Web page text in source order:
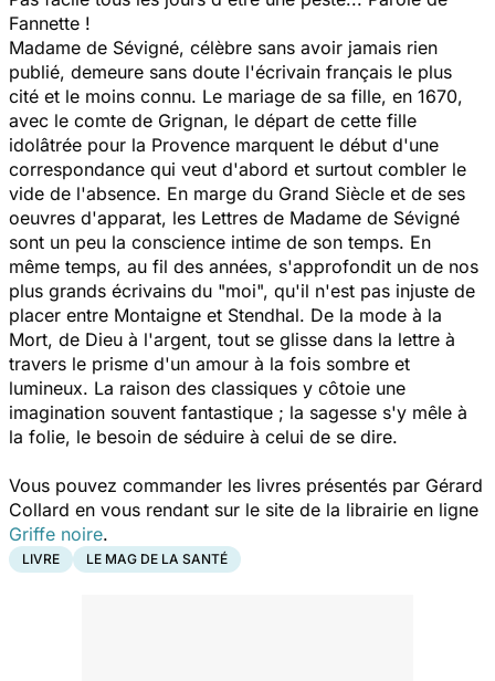
Fannette !
Madame de Sévigné, célèbre sans avoir jamais rien
publié, demeure sans doute l'écrivain français le plus
cité et le moins connu. Le mariage de sa fille, en 1670,
avec le comte de Grignan, le départ de cette fille
idolâtrée pour la Provence marquent le début d'une
correspondance qui veut d'abord et surtout combler le
vide de l'absence. En marge du Grand Siècle et de ses
oeuvres d'apparat, les Lettres de Madame de Sévigné
sont un peu la conscience intime de son temps. En
même temps, au fil des années, s'approfondit un de nos
plus grands écrivains du "moi", qu'il n'est pas injuste de
placer entre Montaigne et Stendhal. De la mode à la
Mort, de Dieu à l'argent, tout se glisse dans la lettre à
travers le prisme d'un amour à la fois sombre et
lumineux. La raison des classiques y côtoie une
imagination souvent fantastique ; la sagesse s'y mêle à
la folie, le besoin de séduire à celui de se dire.
Vous pouvez commander les livres présentés par Gérard
Collard en vous rendant sur le site de la librairie en ligne
Griffe noire.
LIVRE LE MAG DE LA SANTÉ